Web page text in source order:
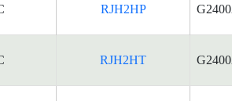
RJH2HP
RJH2HT